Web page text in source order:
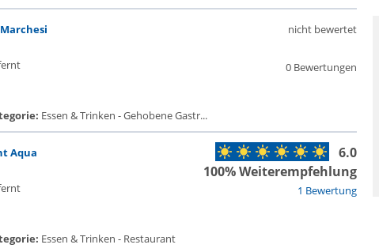
0 Bewertungen
nicht bewertet
Essen & Trinken - Gehobene Gastr...
Aqua
1 Bewertung
6.0
100% Weiterempfehlung
Essen & Trinken - Restaurant